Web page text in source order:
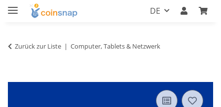
DE
Zurück zur Liste Computer, Tablets & Netzwerk